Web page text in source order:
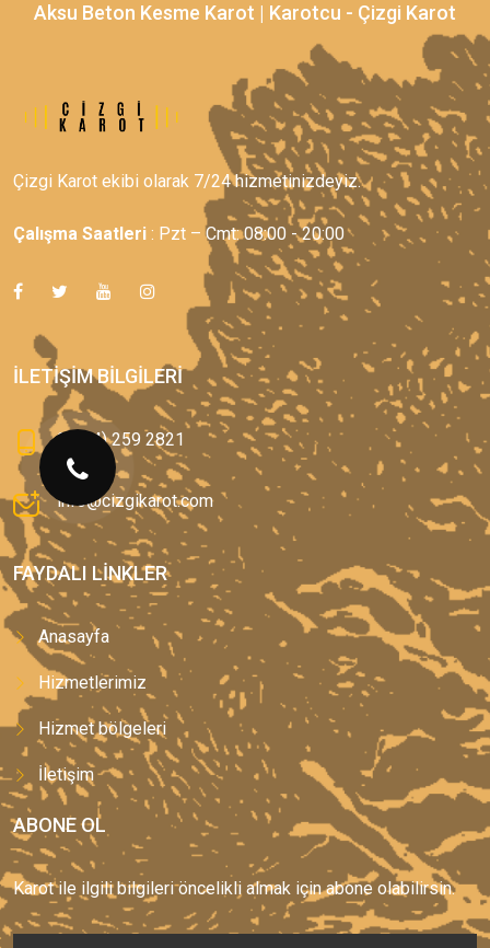
Aksu Beton Kesme Karot | Karotcu - Çizgi Karot
Çizgi Karot ekibi olarak 7/24 hizmetinizdeyiz.
Çalışma Saatleri : Pzt – Cmt: 08:00 - 20:00
İLETIŞIM BILGILERI
0(544) 259 2821
info@cizgikarot.com
FAYDALI LINKLER
Anasayfa
Hizmetlerimiz
Hizmet bölgeleri
İletişim
ABONE OL
Karot ile ilgili bilgileri öncelikli almak için abone olabilirsin.